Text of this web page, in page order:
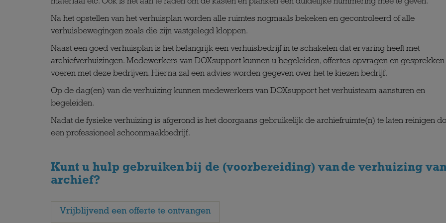
Na het opstellen van het verhuisplan worden alle ruimtes nogmaals bekeken en gecontroleerd of alle
verhuisbewegingen zoals die zijn vastgelegd kloppen.
Naast een goed verhuisplan is het belangrijk een verhuisbedrijf in te schakelen dat ervaring heeft met
archiefverhuizingen. Medewerkers van DOXsupportkunnen u begeleiden, offertes opvragen en gesprekken
voeren met deze bedrijven. Hierna zal een advies worden gegeven over het te kiezen bedrijf.
Op de dag(en) van de verhuizing kunnen medewerkers van DOXsupporthet verhuisteam aansturen en
begeleiden.
Nadat de fysieke verhuizing is afgerond is het doorgaans gebruikelijk de archiefruimte(n) te laten reinigen
een professioneel schoonmaakbedrijf.
Kunt u hulp gebruiken bij de (voorbereiding) van de verhuizing
archief?
Vrijblijvend een offerte te ontvangen